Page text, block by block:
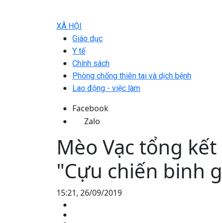
XÃ HỘI
Giáo dục
Y tế
Chính sách
Phòng chống thiên tai và dịch bệnh
Lao động - việc làm
Facebook
Zalo
Mèo Vạc tổng
"Cựu chiến binh
15:21, 26/09/2019